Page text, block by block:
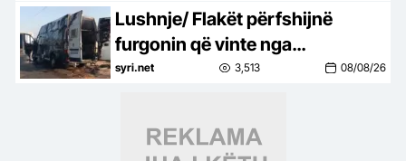
Lushnje/ Flakët përfshijnë
furgonin që vinte nga
Maqedonia e Veriut, shkak
syri.net 3,513 08/08/26